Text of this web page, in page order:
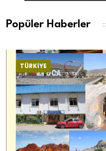
Popüler Haberler
TÜRKİYE